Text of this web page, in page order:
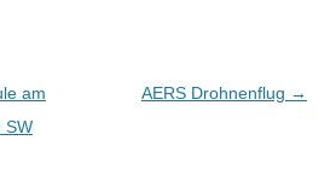
am
SW
AERS Drohnenflug →